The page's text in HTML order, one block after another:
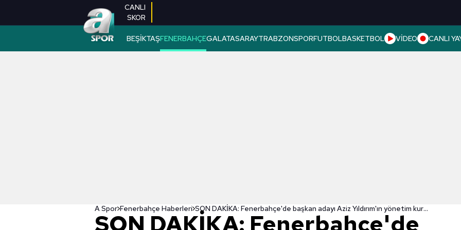
CANLI
SKOR
BEŞİKTAŞFENERBAHÇEGALATASARAYTRABZONSPORFUTBOLBASKETBOL VİDEO CANLI
A Spor Fenerbahçe Haberleri SON DAKİKA: Fenerbahçe'de başkan adayı Aziz Yıldırım'ın yönetim kurulu listesi belli oldu!
SON DAKİKA: Fenerbahçe'de